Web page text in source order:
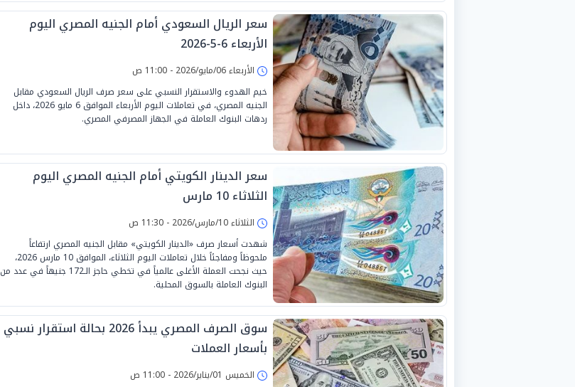
سعر الريال السعودي أمام الجنيه المصري اليوم
الأربعاء 6-5-2026
الأربعاء 06/مايو/2026 - 11:00 ص
خيم الهدوء والاستقرار النسبي على سعر صرف الريال السعودي مقابل
الجنيه المصري، في تعاملات اليوم الأربعاء الموافق 6 مايو 2026، داخل
ردهات البنوك العاملة في الجهاز المصرفي المصري.
سعر الدينار الكويتي أمام الجنيه المصري اليوم
الثلاثاء 10 مارس
الثلاثاء 10/مارس/2026 - 11:30 ص
شهدت أسعار صرف «الدينار الكويتي» مقابل الجنيه المصري ارتفاعاً
ملحوظاً ومفاجئاً خلال تعاملات اليوم الثلاثاء، الموافق 10 مارس 2026،
حيث نجحت العملة الأغلى عالمياً في تخطي حاجز الـ172 جنيهاً في عدد من
البنوك العاملة بالسوق المحلية.
سوق الصرف المصري يبدأ 2026 بحالة استقرار نسبي
بأسعار العملات
الخميس 01/يناير/2026 - 11:00 ص